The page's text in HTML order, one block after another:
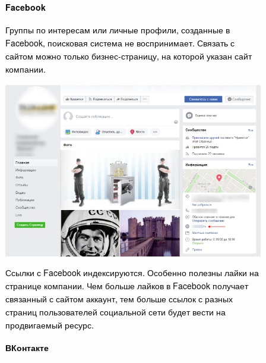
Facebook
Группы по интересам или личные профили, созданные в
Facebook, поисковая система не воспринимает. Связать с
сайтом можно только бизнес-страницу, на которой указан сайт
компании.
Ссылки с Facebook индексируются. Особенно полезны лайки на
странице компании. Чем больше лайков в Facebook получает
связанный с сайтом аккаунт, тем больше ссылок с разных
страниц пользователей социальной сети будет вести на
продвигаемый ресурс.
ВКонтакте